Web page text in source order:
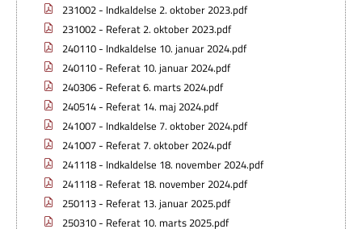
231002 - Indkaldelse 2. oktober 2023.pdf
231002 - Referat 2. oktober 2023.pdf
240110 - Indkaldelse 10. januar 2024.pdf
240110 - Referat 10. januar 2024.pdf
240306 - Referat 6. marts 2024.pdf
240514 - Referat 14. maj 2024.pdf
241007 - Indkaldelse 7. oktober 2024.pdf
241007 - Referat 7. oktober 2024.pdf
241118 - Indkaldelse 18. november 2024.pdf
241118 - Referat 18. november 2024.pdf
250113 - Referat 13. januar 2025.pdf
250310 - Referat 10. marts 2025.pdf